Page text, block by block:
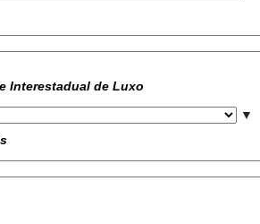
Interestadual de Luxo
▼